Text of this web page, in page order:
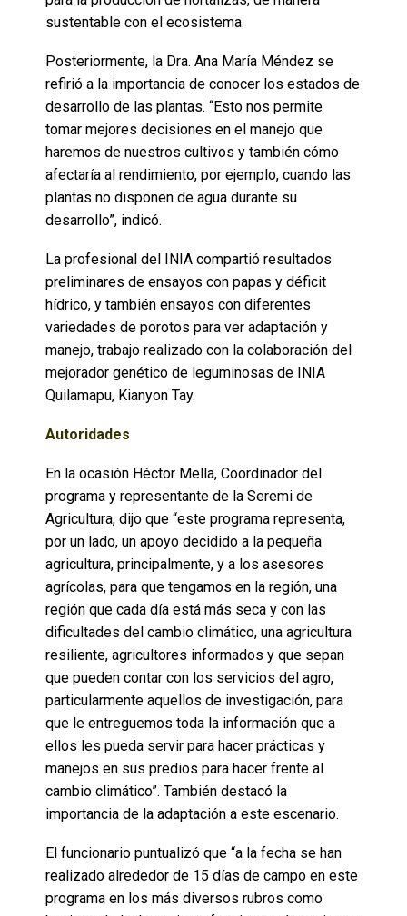
sustentable con el ecosistema.
Posteriormente, la Dra. Ana María Méndez se
refirió a la importancia de conocer los estados de
desarrollo de las plantas. “Esto nos permite
tomar mejores decisiones en el manejo que
haremos de nuestros cultivos y también cómo
afectaría al rendimiento, por ejemplo, cuando las
plantas no disponen de agua durante su
desarrollo”, indicó.
La profesional del INIA compartió resultados
preliminares de ensayos con papas y déficit
hídrico, y también ensayos con diferentes
variedades de porotos para ver adaptación y
manejo, trabajo realizado con la colaboración del
mejorador genético de leguminosas de INIA
Quilamapu, Kianyon Tay.
Autoridades
En la ocasión Héctor Mella, Coordinador del
programa y representante de la Seremi de
Agricultura, dijo que “este programa representa,
por un lado, un apoyo decidido a la pequeña
agricultura, principalmente, y a los asesores
agrícolas, para que tengamos en la región, una
región que cada día está más seca y con las
dificultades del cambio climático, una agricultura
resiliente, agricultores informados y que sepan
que pueden contar con los servicios del agro,
particularmente aquellos de investigación, para
que le entreguemos toda la información que a
ellos les pueda servir para hacer prácticas y
manejos en sus predios para hacer frente al
cambio climático”. También destacó la
importancia de la adaptación a este escenario.
El funcionario puntualizó que “a la fecha se han
realizado alrededor de 15 días de campo en este
programa en los más diversos rubros como